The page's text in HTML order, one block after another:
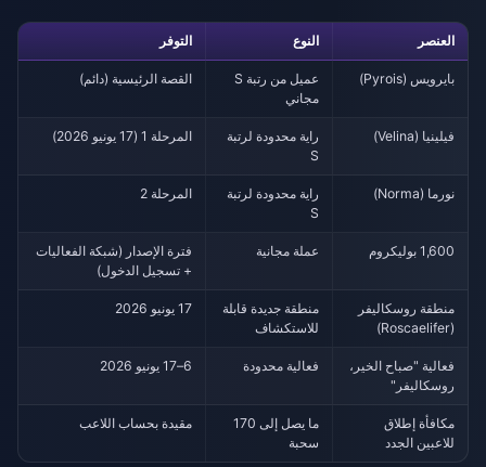
العنصر النوع التوفر
بايرويس (Pyrois)
عميل من رتبة S
مجاني
القصة الرئيسية (دائم)
فيلينيا (Velina)
راية محدودة لرتبة
S
المرحلة 1 (17 يونيو 2026)
نورما (Norma)
راية محدودة لرتبة
S
المرحلة 2
1,600 بوليكروم عملة مجانية
فترة الإصدار (شبكة الفعاليات
+ تسجيل الدخول)
منطقة روسكاليفر
(Roscaelifer)
منطقة جديدة قابلة
للاستكشاف
17 يونيو 2026
فعالية "صباح الخير،
روسكاليفر"
فعالية محدودة 6–17 يونيو 2026
مكافأة إطلاق
للاعبين الجدد
ما يصل إلى 170
سحبة
مقيدة بحساب اللاعب